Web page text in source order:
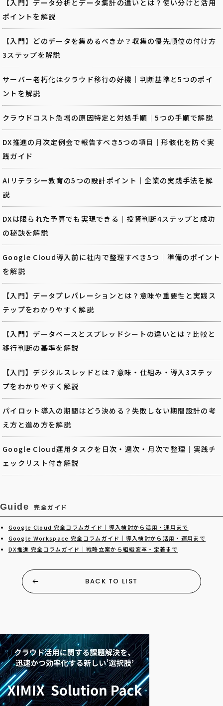
【入門】データ分析とデータ集計の違いとは？使い分けと活用
ポイントを解説
【入門】どのデータを集めるべきか？収集の優先順位の付け方
3ステップを解説
サーバー老朽化はクラウド移行の好機｜判断基準と5つのポイ
ントを解説
クラウドコスト急増の原因特定と対処手順｜5つの手順で解説
DX推進の月次定例会で報告すべき5つの項目｜形骸化を防ぐ実
践ガイド
AIリテラシー教育の5つの設計ポイント｜企業の実践手法を解
説
DXは限られた予算でも実現できる｜投資判断4ステップと成功
の秘訣を解説
Google Cloud導入前に社内で整理すべき5つ｜準備のポイント
を解説
【入門】データプレパレーションとは？意味や重要性と実践ス
テップをわかりやすく解説
【入門】データベースとスプレッドシートの違いとは？比較と
移行判断の基準を解説
【入門】デジタルスレッドとは？意味・仕組み・導入3ステッ
プをわかりやすく解説
パイロット導入の期間はどう決める？失敗しない期間設計の考
え方と進め方を解説
Google Cloud運用タスクを日次・週次・月次で整理｜実践チ
ェックリスト付き解説
Guide 完全ガイド
Google Cloud 完全コラムガイド｜導入検討から活用・運用まで
Google Workspace 完全コラムガイド｜導入検討から活用・運用まで
DX推進 完全コラムガイド｜戦略立案から組織変革・定着まで
BACK TO LIST